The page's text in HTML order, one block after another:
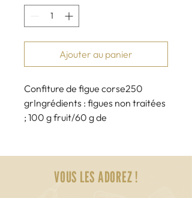
Ajouter au panier
Confiture de figue corse250
grIngrédients : figues non traitées
; 100 g fruit/60 g de
VOUS LES ADOREZ !